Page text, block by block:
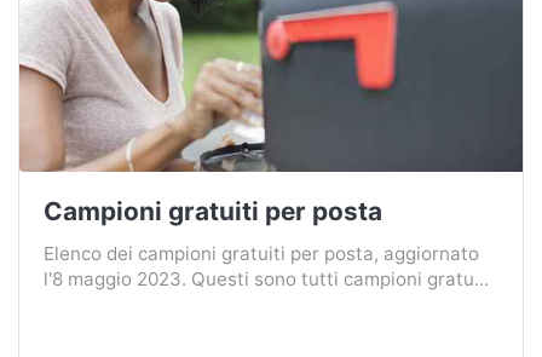
Campioni gratuiti per posta
Elenco dei campioni gratuiti per posta, aggiornato
l'8 maggio 2023. Questi sono tutti campioni gratu...